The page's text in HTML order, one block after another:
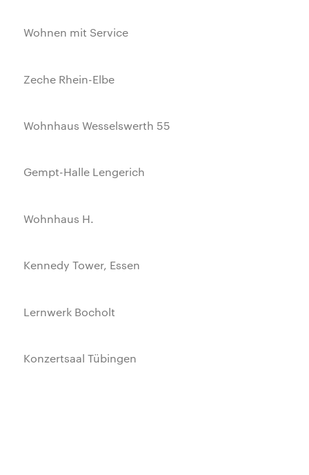
Wohnen mit Service
Zeche Rhein-Elbe
Wohnhaus Wesselswerth 55
Gempt-Halle Lengerich
Wohnhaus H.
Kennedy Tower, Essen
Lernwerk Bocholt
Konzertsaal Tübingen